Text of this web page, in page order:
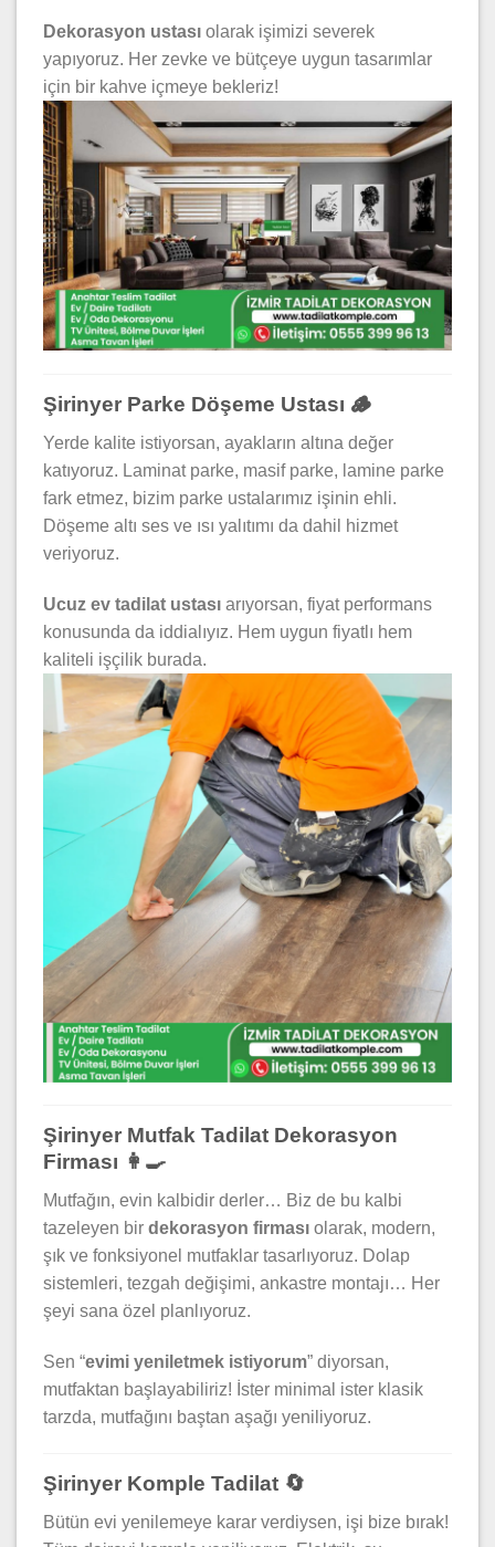
Dekorasyon ustası olarak işimizi severek
yapıyoruz. Her zevke ve bütçeye uygun tasarımlar
için bir kahve içmeye bekleriz!
Şirinyer Parke Döşeme Ustası 🪵
Yerde kalite istiyorsan, ayakların altına değer
katıyoruz. Laminat parke, masif parke, lamine parke
fark etmez, bizim parke ustalarımız işinin ehli.
Döşeme altı ses ve ısı yalıtımı da dahil hizmet
veriyoruz.
Ucuz ev tadilat ustası arıyorsan, fiyat performans
konusunda da iddialıyız. Hem uygun fiyatlı hem
kaliteli işçilik burada.
Şirinyer Mutfak Tadilat Dekorasyon
Firması 👩‍🍳
Mutfağın, evin kalbidir derler… Biz de bu kalbi
tazeleyen bir dekorasyon firması olarak, modern,
şık ve fonksiyonel mutfaklar tasarlıyoruz. Dolap
sistemleri, tezgah değişimi, ankastre montajı… Her
şeyi sana özel planlıyoruz.
Sen “evimi yeniletmek istiyorum” diyorsan,
mutfaktan başlayabiliriz! İster minimal ister klasik
tarzda, mutfağını baştan aşağı yeniliyoruz.
Şirinyer Komple Tadilat 🔄
Bütün evi yenilemeye karar verdiysen, işi bize bırak!